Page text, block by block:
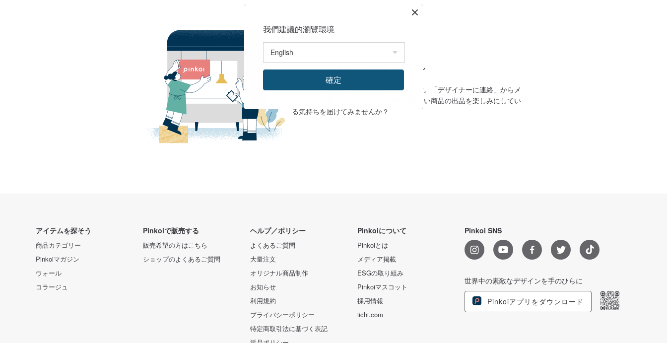
ショップにまだ商品がありません
ショップは現在休暇中、または準備中です。「デザイナーに連絡」からメ
ッセージを送って、ショップの再開や新しい商品の出品を楽しみにしてい
る気持ちを届けてみませんか？
アイテムを探そう
商品カテゴリー
Pinkoiマガジン
ウォール
コラージュ
Pinkoiで販売する
販売希望の方はこちら
ショップのよくあるご質問
ヘルプ／ポリシー
よくあるご質問
大量注文
オリジナル商品制作
お知らせ
利用規約
プライバシーポリシー
特定商取引法に基づく表記
Pinkoiについて
Pinkoiとは
メディア掲載
ESGの取り組み
Pinkoiマスコット
採用情報
iichi.com
Pinkoi SNS
世界中の素敵なデザインを手のひらに
Pinkoiアプリをダウンロード
我們建議的瀏覽環境
確定